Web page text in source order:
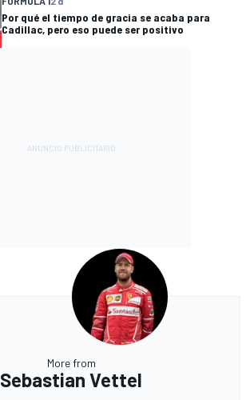
Por qué el tiempo de gracia se acaba para
Cadillac, pero eso puede ser positivo
More from
Sebastian Vettel